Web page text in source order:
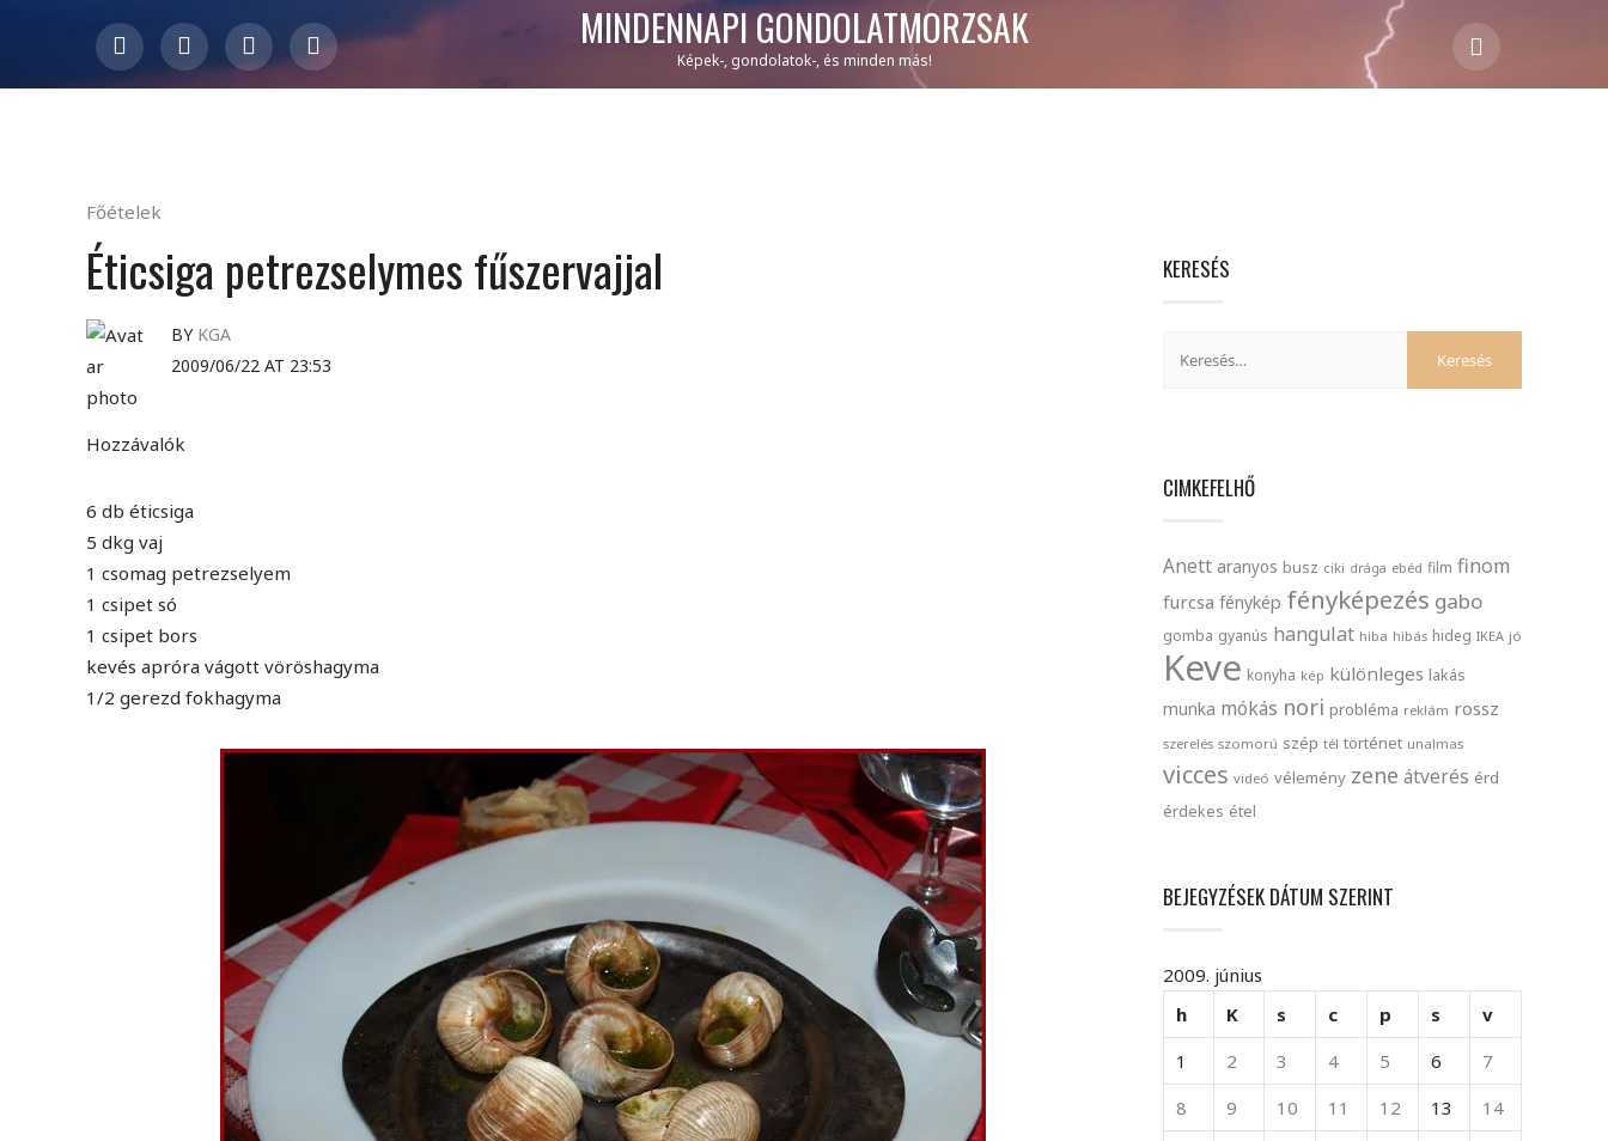
MINDENNAPI GONDOLATMORZSÁK
Képek-, gondolatok-, és minden más!
Főételek
Éticsiga petrezselymes fűszervajjal
BY KGA
2009/06/22 AT 23:53
Hozzávalók
6 db éticsiga
5 dkg vaj
1 csomag petrezselyem
1 csipet só
1 csipet bors
kevés apróra vágott vöröshagyma
1/2 gerezd fokhagyma
KERESÉS
CIMKEFELHŐ
Anett aranyos busz ciki drága ebéd film finom
furcsa fénykép fényképezés gabo
gomba gyanús hangulat hiba hibás hideg IKEA jó
Keve konyha kép különleges lakás
munka mókás nori probléma reklám rossz
szerelés szomorú szép tél történet unalmas
vicces videó vélemény zene átverés érd
érdekes étel
BEJEGYZÉSEK DÁTUM SZERINT
2009. június
h
K s c p s
v
1
2 3 4 5 6
7
8
9 10 11 12 13
14